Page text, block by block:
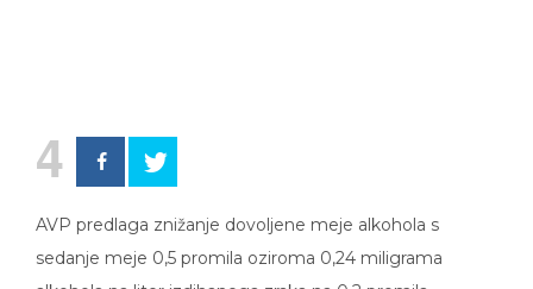
4
sedanje meje 0,5 promila oziroma 0,24 miligrama
alkohola na liter izdihanega zraka na 0,2 promila